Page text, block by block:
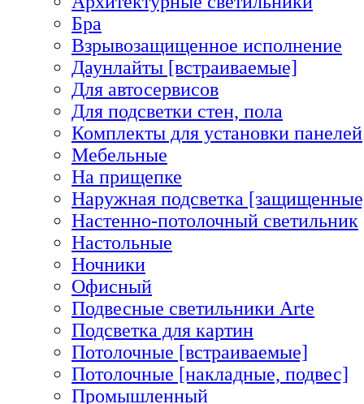
Бра
Взрывозащищенное исполнение
Даунлайты [встраиваемые]
Для автосервисов
Для подсветки стен, пола
Комплекты для установки панелей
Мебельные
На прищепке
Наружная подсветка
Настенно-потолочный светильник
Настольные
Ночники
Офисный
Подвесные светильники Arte
Подсветка для картин
Потолочные [встраиваемые]
Потолочные [накладные, подвес]
Промышленный